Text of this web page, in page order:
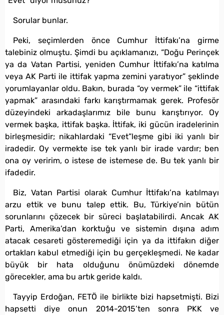
Sorular bunlar.
Peki, seçimlerden önce Cumhur İttifakı’na girme
talebiniz olmuştu. Şimdi bu açıklamanızı, “Doğu Perinçek
ya da Vatan Partisi, yeniden Cumhur İttifakı’na katılma
veya AK Parti ile ittifak yapma zemini yaratıyor” şeklinde
yorumlayanlar oldu. Bakın, burada “oy vermek” ile “ittifak
yapmak” arasındaki farkı karıştırmamak gerek. Profesör
düzeyindeki arkadaşlarımız bile bunu karıştırıyor. Oy
vermek başka, ittifak başka. İttifak, iki gücün iradelerinin
birleşmesidir; nikahlardaki “Evet”leşme gibi iki yanlı bir
iradedir. Oy vermekte ise tek yanlı bir irade vardır; ben
ona oy veririm, o istese de istemese de. Bu tek yanlı bir
ifadedir.
Biz, Vatan Partisi olarak Cumhur İttifakı’na katılmayı
arzu ettik ve bunu talep ettik. Bu, Türkiye’nin bütün
sorunlarını çözecek bir süreci başlatabilirdi. Ancak AK
Parti, Amerika’dan korktuğu ve sistemin dışına adım
atacak cesareti gösteremediği için ya da ittifakın diğer
ortakları kabul etmediği için bu gerçekleşmedi. Ne kadar
büyük bir hata olduğunu önümüzdeki dönemde
görecekler, ama bu artık geride kaldı.
Tayyip Erdoğan, FETÖ ile birlikte bizi hapsetmişti. Bizi
hapsetti diye onun 2014-2015’ten sonra PKK ve